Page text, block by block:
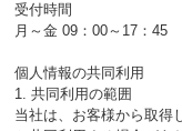
受付時間
月～金 09：00～17：45
個人情報の共同利用
1. 共同利用の範囲
当社は、お客様から取得